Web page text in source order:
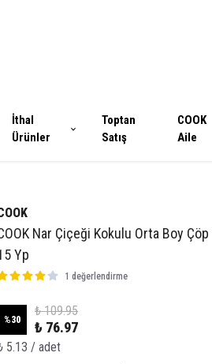
İthal
Ürünler
Toptan
Satış
COOK
Aile
Nar Çiçeği Kokulu Orta Boy Çöp
Yp
1 değerlendirme
%30
₺ 109.95
₺ 76.97
5.13 / adet